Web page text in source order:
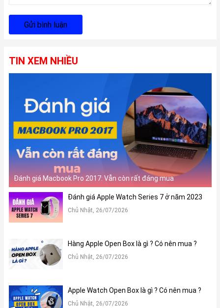
Gửi bình luận
TIN XEM NHIỀU
Đánh giá Macbook Pro 2017: Vẫn còn rất đáng mua
Đánh giá Apple Watch Series 7 ở năm 2023
Chủ Nhật, 26/07/2026
Hàng Apple Open Box là gì ? Có nên mua ?
Chủ Nhật, 26/07/2026
Apple Watch Open Box là gì ? Có nên mua ?
Chủ Nhật, 26/07/2026